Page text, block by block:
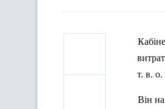
т. в.
Він